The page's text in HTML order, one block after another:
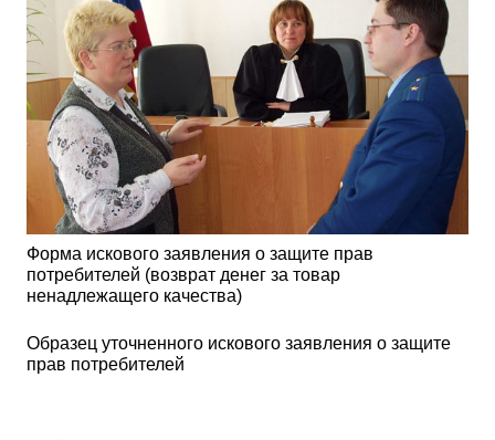
Форма искового заявления о защите прав
потребителей (возврат денег за товар
ненадлежащего качества)
Образец уточненного искового заявления о защите
прав потребителей